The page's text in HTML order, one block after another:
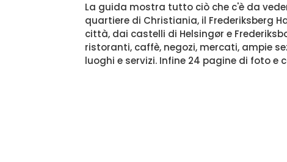
La guida mostra tutto ciò che c'è da
quartiere di Christiania, il Frederiksberg
città, dai castelli di Helsingør e
ristoranti, caffè, negozi, mercati, ampie
luoghi e servizi. Infine 24 pagine di foto